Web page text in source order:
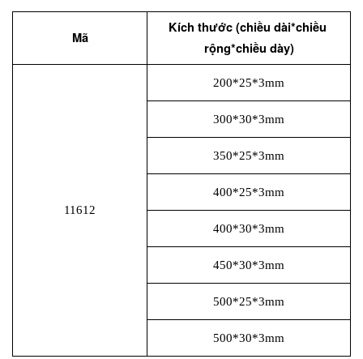
Mã
Kích thước (chiều dài*chiều
rộng*chiều dày)
11612
200*25*3mm
300*30*3mm
350*25*3mm
400*25*3mm
400*30*3mm
450*30*3mm
500*25*3mm
500*30*3mm